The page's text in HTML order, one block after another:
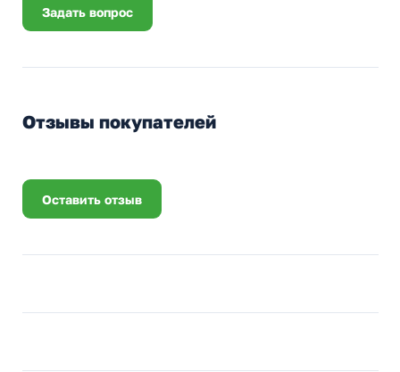
Задать вопрос
Отзывы покупателей
Оставить отзыв